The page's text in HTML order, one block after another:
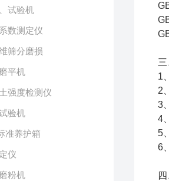
试验机
数测定仪
筛分磨损
平机
强度检测仪
验机
准养护箱
仪
粉机
1
2
3
4
5
6